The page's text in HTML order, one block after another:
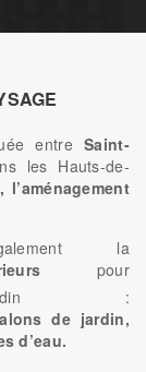
entreSaint-
les Hauts-de-
l’aménagement
la
pour
:
de jardin,
d’eau.